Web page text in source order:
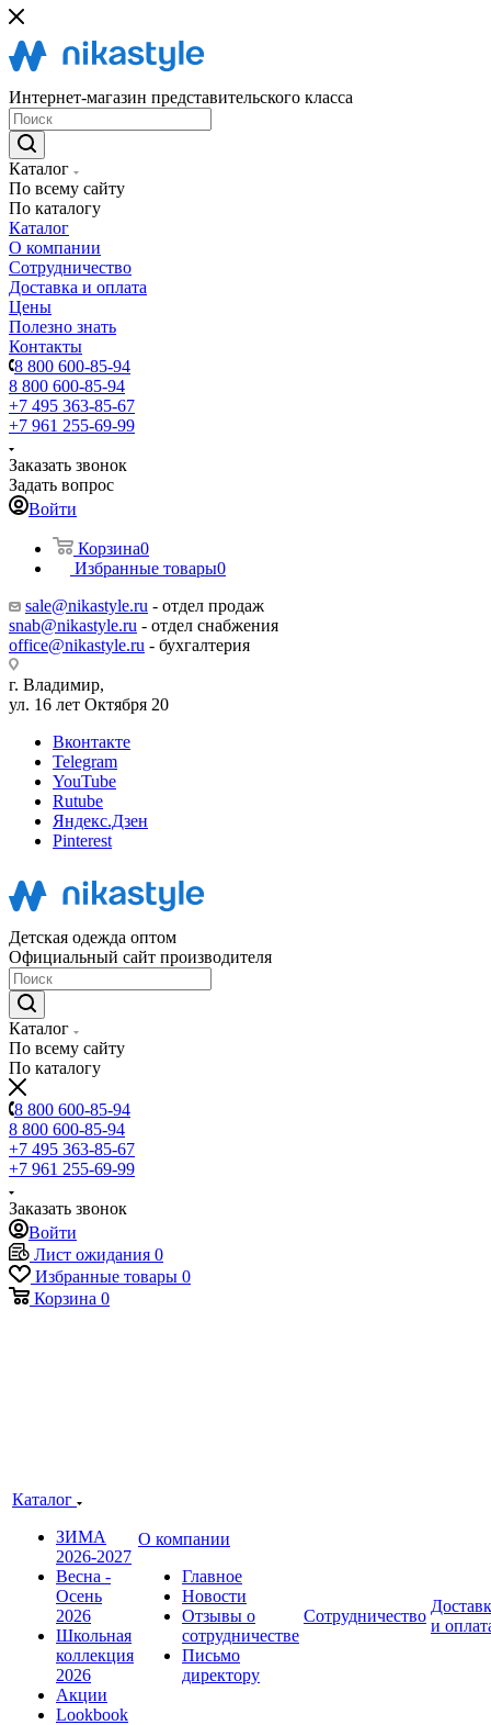
Интернет-магазин представительского класса
Каталог
По всему сайту
По каталогу
Каталог
О компании
Сотрудничество
Доставка и оплата
Цены
Полезно знать
Контакты
8 800 600-85-94
8 800 600-85-94
+7 495 363-85-67
+7 961 255-69-99
Заказать звонок
Задать вопрос
Войти
Корзина0
Избранные товары0
sale@nikastyle.ru - отдел продаж
snab@nikastyle.ru - отдел снабжения
office@nikastyle.ru - бухгалтерия
г. Владимир,
ул. 16 лет Октября 20
Вконтакте
Telegram
YouTube
Rutube
Яндекс.Дзен
Pinterest
Детская одежда оптом
Официальный сайт производителя
Каталог
По всему сайту
По каталогу
8 800 600-85-94
8 800 600-85-94
+7 495 363-85-67
+7 961 255-69-99
Заказать звонок
Войти
Лист ожидания 0
Избранные товары 0
Корзина 0
Каталог
ЗИМА
2026-2027
Весна -
Осень
2026
Школьная
коллекция
2026
Акции
Lookbook
О компании
Главное
Новости
Отзывы о
сотрудничестве
Письмо
директору
Сотрудничество
и